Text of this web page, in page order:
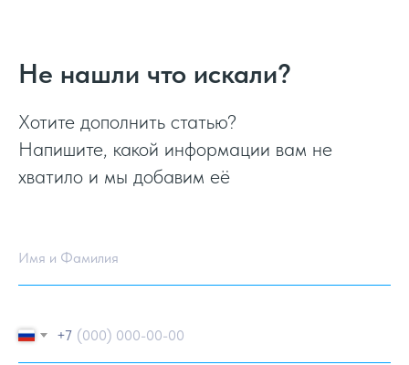
Не нашли что искали?
Хотите дополнить статью?
Напишите, какой информации вам не
хватило и мы добавим её
Имя и Фамилия
+7